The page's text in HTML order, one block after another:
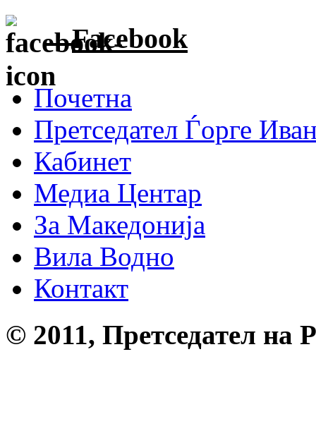
Facebook
Почетна
Претседател Ѓорге
Кабинет
Медиа Центар
За Македонија
Вила Водно
Контакт
© 2011, Претседател на